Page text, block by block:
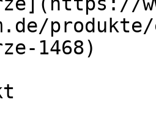
1468)